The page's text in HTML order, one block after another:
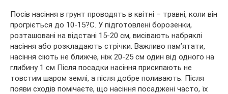
Посів насіння в грунт проводять в квітні – травні, коли він
прогріється до 10-15?С. У підготовлені борозенки,
розташовані на відстані 15-20 см, висівають набряклі
насіння або розкладають стрічки. Важливо пам’ятати,
насіння сіють не ближче, ніж 20-25 см один від одного на
глибину 1 см Після посадки насіння присипають не
товстим шаром землі, а після добре поливають. Після
появи сходів помічаєте, що насіння посаджені часто, їх